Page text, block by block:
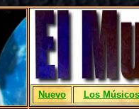
Nuevo
Los Músicos